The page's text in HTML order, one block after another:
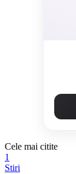
Cele mai citite
1
Stiri